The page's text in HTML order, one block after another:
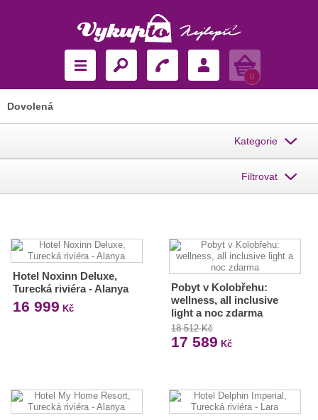
Košík
0
Dovolená
Kategorie
Filtrovat
Hotel Noxinn Deluxe,
Turecká riviéra - Alanya
16 999 Kč
Pobyt v Kolobřehu:
wellness, all inclusive
light a noc zdarma
18 512 Kč
17 589 Kč